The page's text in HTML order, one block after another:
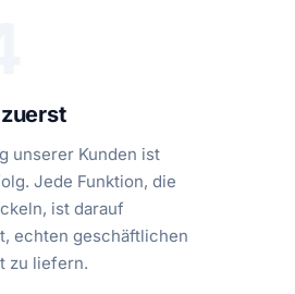
unserer Kunden ist
Jede Funktion, die
ist darauf
echten geschäftlichen
zu liefern.